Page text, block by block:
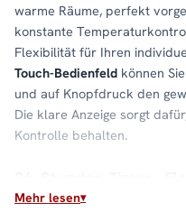
warme Räume, perfekt
konstante
Flexibilität für Ihren
Touch-Bedienfeld können
und auf Knopfdruck den
Die klare Anzeige sorgt
Kontrolle behalten.
Tagesablauf
Mehr lesen